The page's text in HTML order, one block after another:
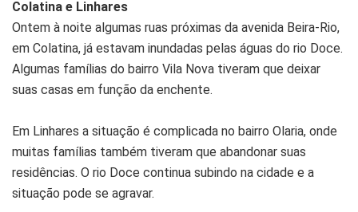
Colatina e Linhares
Ontem à noite algumas ruas próximas da avenida Beira-Rio,
em Colatina, já estavam inundadas pelas águas do rio Doce.
Algumas famílias do bairro Vila Nova tiveram que deixar
suas casas em função da enchente.
Em Linhares a situação é complicada no bairro Olaria, onde
muitas famílias também tiveram que abandonar suas
residências. O rio Doce continua subindo na cidade e a
situação pode se agravar.